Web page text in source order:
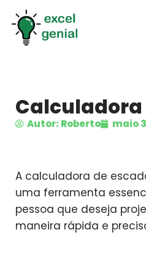
Pular
para
Calculadora
Autor: Roberto maio
A calculadora de
uma ferramenta
pessoa que deseja
maneira rápida e